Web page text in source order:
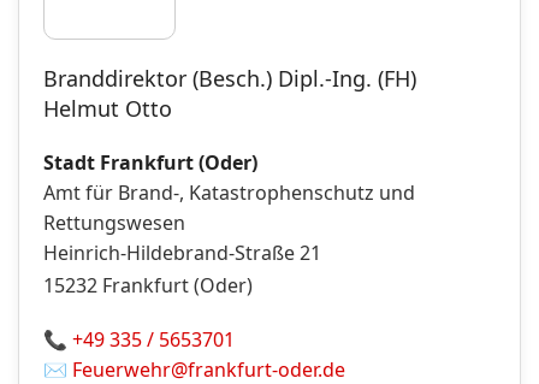
Branddirektor (Besch.) Dipl.-Ing. (FH)
Helmut Otto
Stadt Frankfurt (Oder)
Amt für Brand-, Katastrophenschutz und
Rettungswesen
Heinrich-Hildebrand-Straße 21
15232 Frankfurt (Oder)
📞 +49 335 / 5653701
✉️ Feuerwehr@frankfurt-oder.de